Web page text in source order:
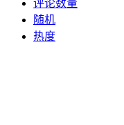
评论数量
随机
热度